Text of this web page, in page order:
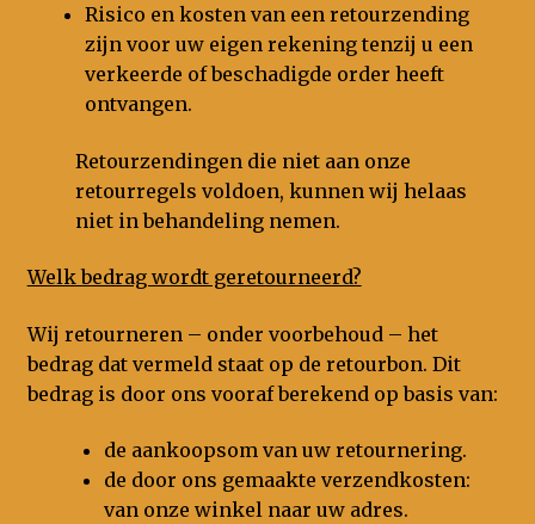
Risico en kosten van een retourzending
zijn voor uw eigen rekening tenzij u een
verkeerde of beschadigde order heeft
ontvangen.
Retourzendingen die niet aan onze
retourregels voldoen, kunnen wij helaas
niet in behandeling nemen.
Welk bedrag wordt geretourneerd?
Wij retourneren – onder voorbehoud – het
bedrag dat vermeld staat op de retourbon. Dit
bedrag is door ons vooraf berekend op basis van:
de aankoopsom van uw retournering.
de door ons gemaakte verzendkosten:
van onze winkel naar uw adres.